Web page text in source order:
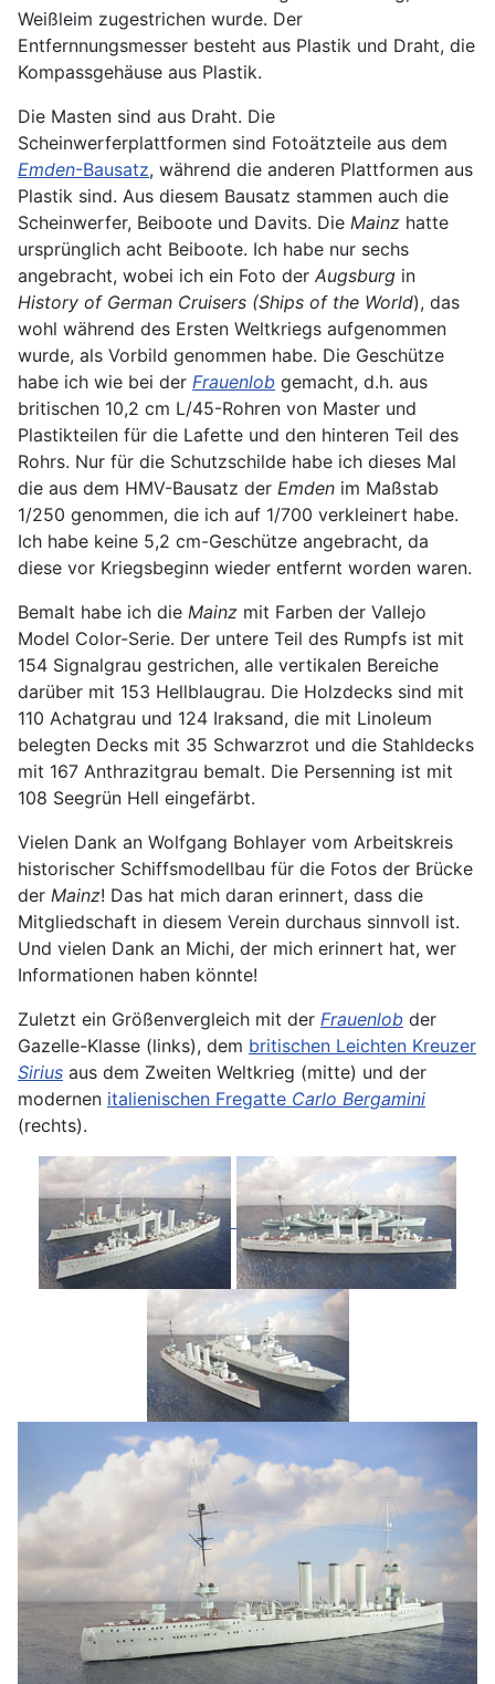
Weißleim zugestrichen wurde. Der
Entfernnungsmesser besteht aus Plastik und Draht, die
Kompassgehäuse aus Plastik.
Die Masten sind aus Draht. Die
Scheinwerferplattformen sind Fotoätzteile aus dem
Emden-Bausatz, während die anderen Plattformen aus
Plastik sind. Aus diesem Bausatz stammen auch die
Scheinwerfer, Beiboote und Davits. Die Mainz hatte
ursprünglich acht Beiboote. Ich habe nur sechs
angebracht, wobei ich ein Foto der Augsburg in
History of German Cruisers (Ships of the World), das
wohl während des Ersten Weltkriegs aufgenommen
wurde, als Vorbild genommen habe. Die Geschütze
habe ich wie bei der Frauenlob gemacht, d.h. aus
britischen 10,2 cm L/45-Rohren von Master und
Plastikteilen für die Lafette und den hinteren Teil des
Rohrs. Nur für die Schutzschilde habe ich dieses Mal
die aus dem HMV-Bausatz der Emden im Maßstab
1/250 genommen, die ich auf 1/700 verkleinert habe.
Ich habe keine 5,2 cm-Geschütze angebracht, da
diese vor Kriegsbeginn wieder entfernt worden waren.
Bemalt habe ich die Mainz mit Farben der Vallejo
Model Color-Serie. Der untere Teil des Rumpfs ist mit
154 Signalgrau gestrichen, alle vertikalen Bereiche
darüber mit 153 Hellblaugrau. Die Holzdecks sind mit
110 Achatgrau und 124 Iraksand, die mit Linoleum
belegten Decks mit 35 Schwarzrot und die Stahldecks
mit 167 Anthrazitgrau bemalt. Die Persenning ist mit
108 Seegrün Hell eingefärbt.
Vielen Dank an Wolfgang Bohlayer vom Arbeitskreis
historischer Schiffsmodellbau für die Fotos der Brücke
der Mainz! Das hat mich daran erinnert, dass die
Mitgliedschaft in diesem Verein durchaus sinnvoll ist.
Und vielen Dank an Michi, der mich erinnert hat, wer
Informationen haben könnte!
Zuletzt ein Größenvergleich mit der Frauenlob der
Gazelle-Klasse (links), dem britischen Leichten Kreuzer
Sirius aus dem Zweiten Weltkrieg (mitte) und der
modernen italienischen Fregatte Carlo Bergamini
(rechts).